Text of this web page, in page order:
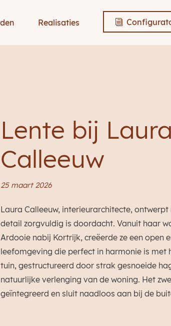
Realisaties i
Lente bij Laura
Calleeuw
25 maart 2026
Laura Calleeuw, interieurarchitecte,
detail zorgvuldig is doordacht. Vanuit haar
Ardooie nabij Kortrijk, creëerde ze een open
leefomgeving die perfect in harmonie is met
tuin, gestructureerd door strak gesnoeide
natuurlijke verlenging van de woning. Het
geïntegreerd en sluit naadloos aan bij de